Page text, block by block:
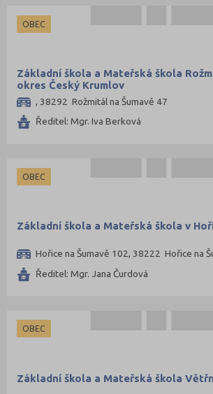
OBEC
Základní škola a Mateřská škola
okres Český Krumlov
, 38292 Rožmitál na Šumavě 47
Ředitel: Mgr. Iva Berková
OBEC
Základní škola a Mateřská škola v
Hořice na Šumavě 102, 38222 Hořice na
Ředitel: Mgr. Jana Čurdová
OBEC
Základní škola a Mateřská škola